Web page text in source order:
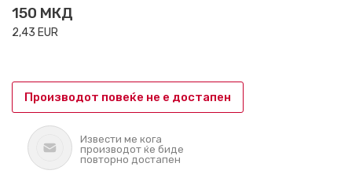
150 МКД
2,43 EUR
Производот повеќе не е достапен
Извести ме кога
производот ќе биде
повторно достапен